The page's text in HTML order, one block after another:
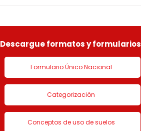
normas concordantes, hace
saber que según ra
Descargue formatos y formularios
Formulario Único Nacional
Categorización
Conceptos de uso de suelos